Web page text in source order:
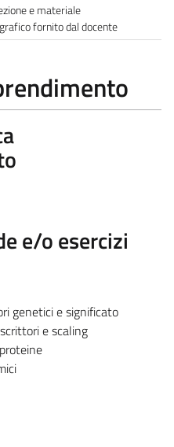
e materiale
fornito dal docente
e/o esercizi
genetici e significato
e scaling